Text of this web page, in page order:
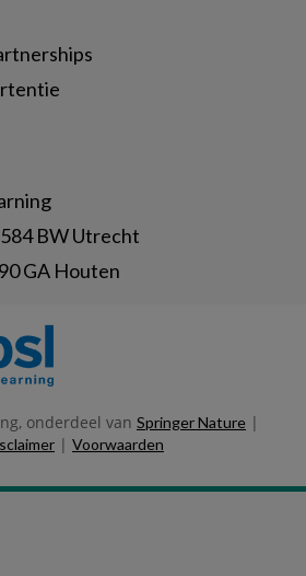
BW Utrecht
GA Houten
onderdeel van Springer Nature |
| Voorwaarden